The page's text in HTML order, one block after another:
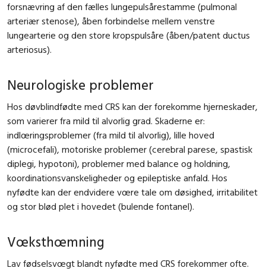
forsnævring af den fælles lungepulsårestamme (pulmonal
arteriær stenose), åben forbindelse mellem venstre
lungearterie og den store kropspulsåre (åben/patent ductus
arteriosus).
Neurologiske problemer
Hos døvblindfødte med CRS kan der forekomme hjerneskader,
som varierer fra mild til alvorlig grad. Skaderne er:
indlœringsproblemer (fra mild til alvorlig), lille hoved
(microcefali), motoriske problemer (cerebral parese, spastisk
diplegi, hypotoni), problemer med balance og holdning,
koordinationsvanskeligheder og epileptiske anfald. Hos
nyfødte kan der endvidere vœre tale om døsighed, irritabilitet
og stor blød plet i hovedet (bulende fontanel).
Vœksthœmning
Lav fødselsvœgt blandt nyfødte med CRS forekommer ofte.